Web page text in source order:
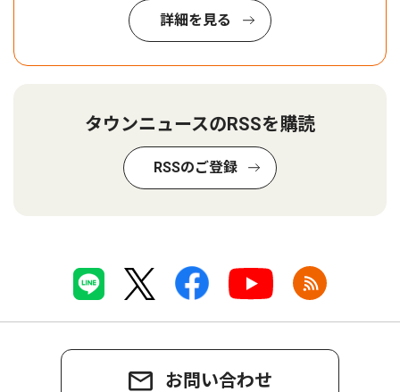
詳細を見る
タウンニュースのRSSを購読
RSSのご登録
お問い合わせ